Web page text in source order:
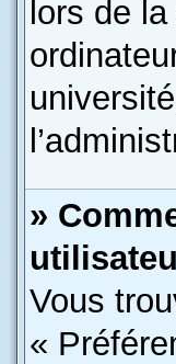
lors de
»
Vous
«